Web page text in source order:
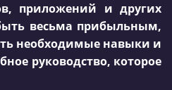
приложений и других
весьма прибыльным,
необходимые навыки и
руководство, которое